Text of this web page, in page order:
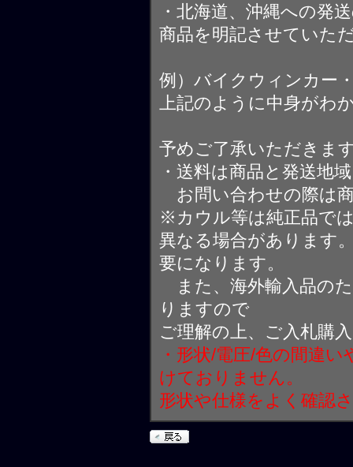
・北海道、沖縄への発
商品を明記させていた
例）バイクウィンカー
上記のように中身がわ
予めご了承いただきま
・送料は商品と発送地
お問い合わせの際は
※カウル等は純正品で
異なる場合があります
要になります。
また、海外輸入品の
りますので
ご理解の上、ご入札購
・形状/電圧/色の間違
けておりません。
形状や仕様をよく確認